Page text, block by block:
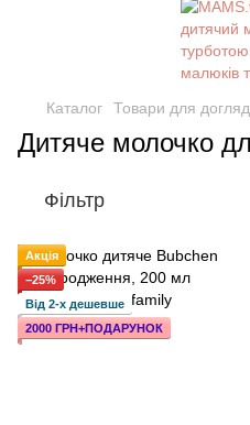
Каталог Товари для
Дитяче молочко
Фільтр
Акція
−25%
Від 2-х дешевше
2000 ГРН+ПОДАРУНОК